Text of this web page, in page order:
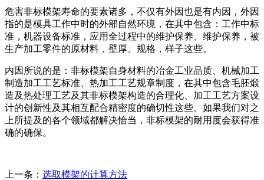
危害非标模架寿命的要素诸多，不仅有外因也是有内因，外因
指的是模具工作中时的外部自然环境，在其中包含：工作中标
准，机器设备标准，应用全过程中的维护保养、维护保养，被
生产加工零件的原材料，壁厚、规格，样子这些。
内因所说的是：非标模架自身材料的冶金工业品质、机械加工
制造加工工艺标准、热加工工艺规章制度，在其中包含毛胚煅
造及热处理工艺及其非标模架构造的合理化、加工工艺方案设
计的创新性及其相互配合精密度的确切性这些。如果我们对之
上所提及的各个领域都解决恰当，非标模架的耐用度会获得准
确的确保。
上一条： 选取模架的计算方法